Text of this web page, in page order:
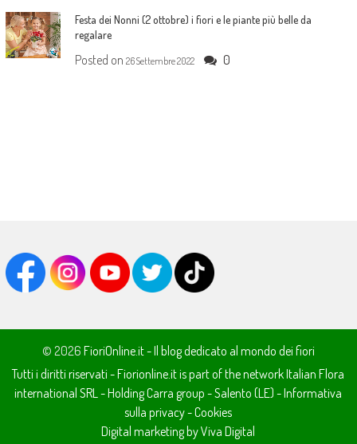
Festa dei Nonni (2 ottobre) i fiori e le piante più belle da
regalare
Posted on 26 Settembre 2022 0
© 2026 FioriOnline.it - Il blog dedicato al mondo dei fiori
Tutti i diritti riservati - Fiorionline.it is part of the networkItalian Flora
international SRL- HoldingCarra group -Salento (LE) -Informativa
sulla privacy-Cookies
Digital marketing by Viva Digital